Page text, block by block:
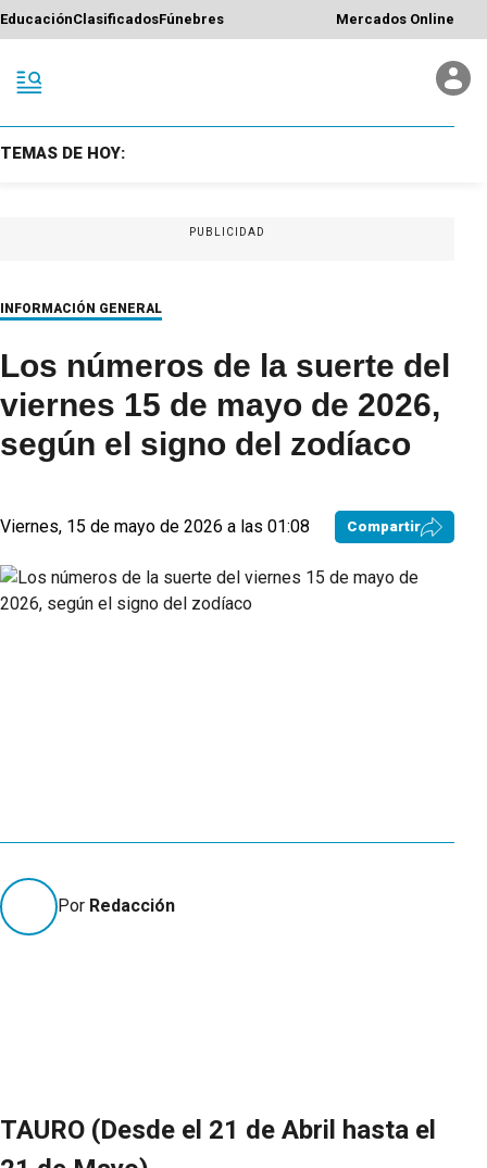
EducaciónClasificadosFúnebres Mercados Online
TEMAS DE HOY:
PUBLICIDAD
INFORMACIÓN GENERAL
Los números de la suerte del
viernes 15 de mayo de 2026,
según el signo del zodíaco
Viernes, 15 de mayo de 2026 a las 01:08 Compartir
Por Redacción
TAURO (Desde el 21 de Abril hasta el